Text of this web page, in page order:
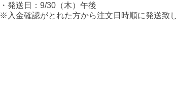
・発送日：9/30（木）午後
※入金確認がとれた方から注文日時順に発送致し